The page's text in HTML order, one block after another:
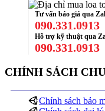
Tư vấn báo giá qua
090.331.0913
Hỗ trợ kỹ thuật qua
090.331.0913
CHÍNH SÁCH
Chính sách bảo